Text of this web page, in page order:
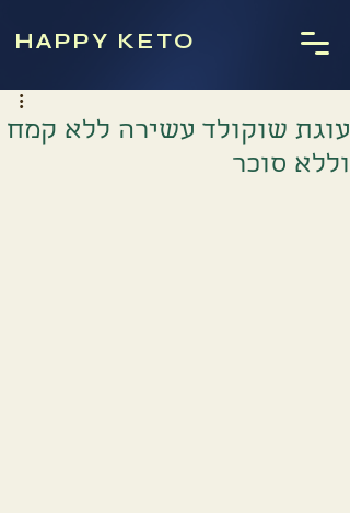
HAPPY KETO
עוגת שוקולד עשירה ללא קמח
וללא סוכר